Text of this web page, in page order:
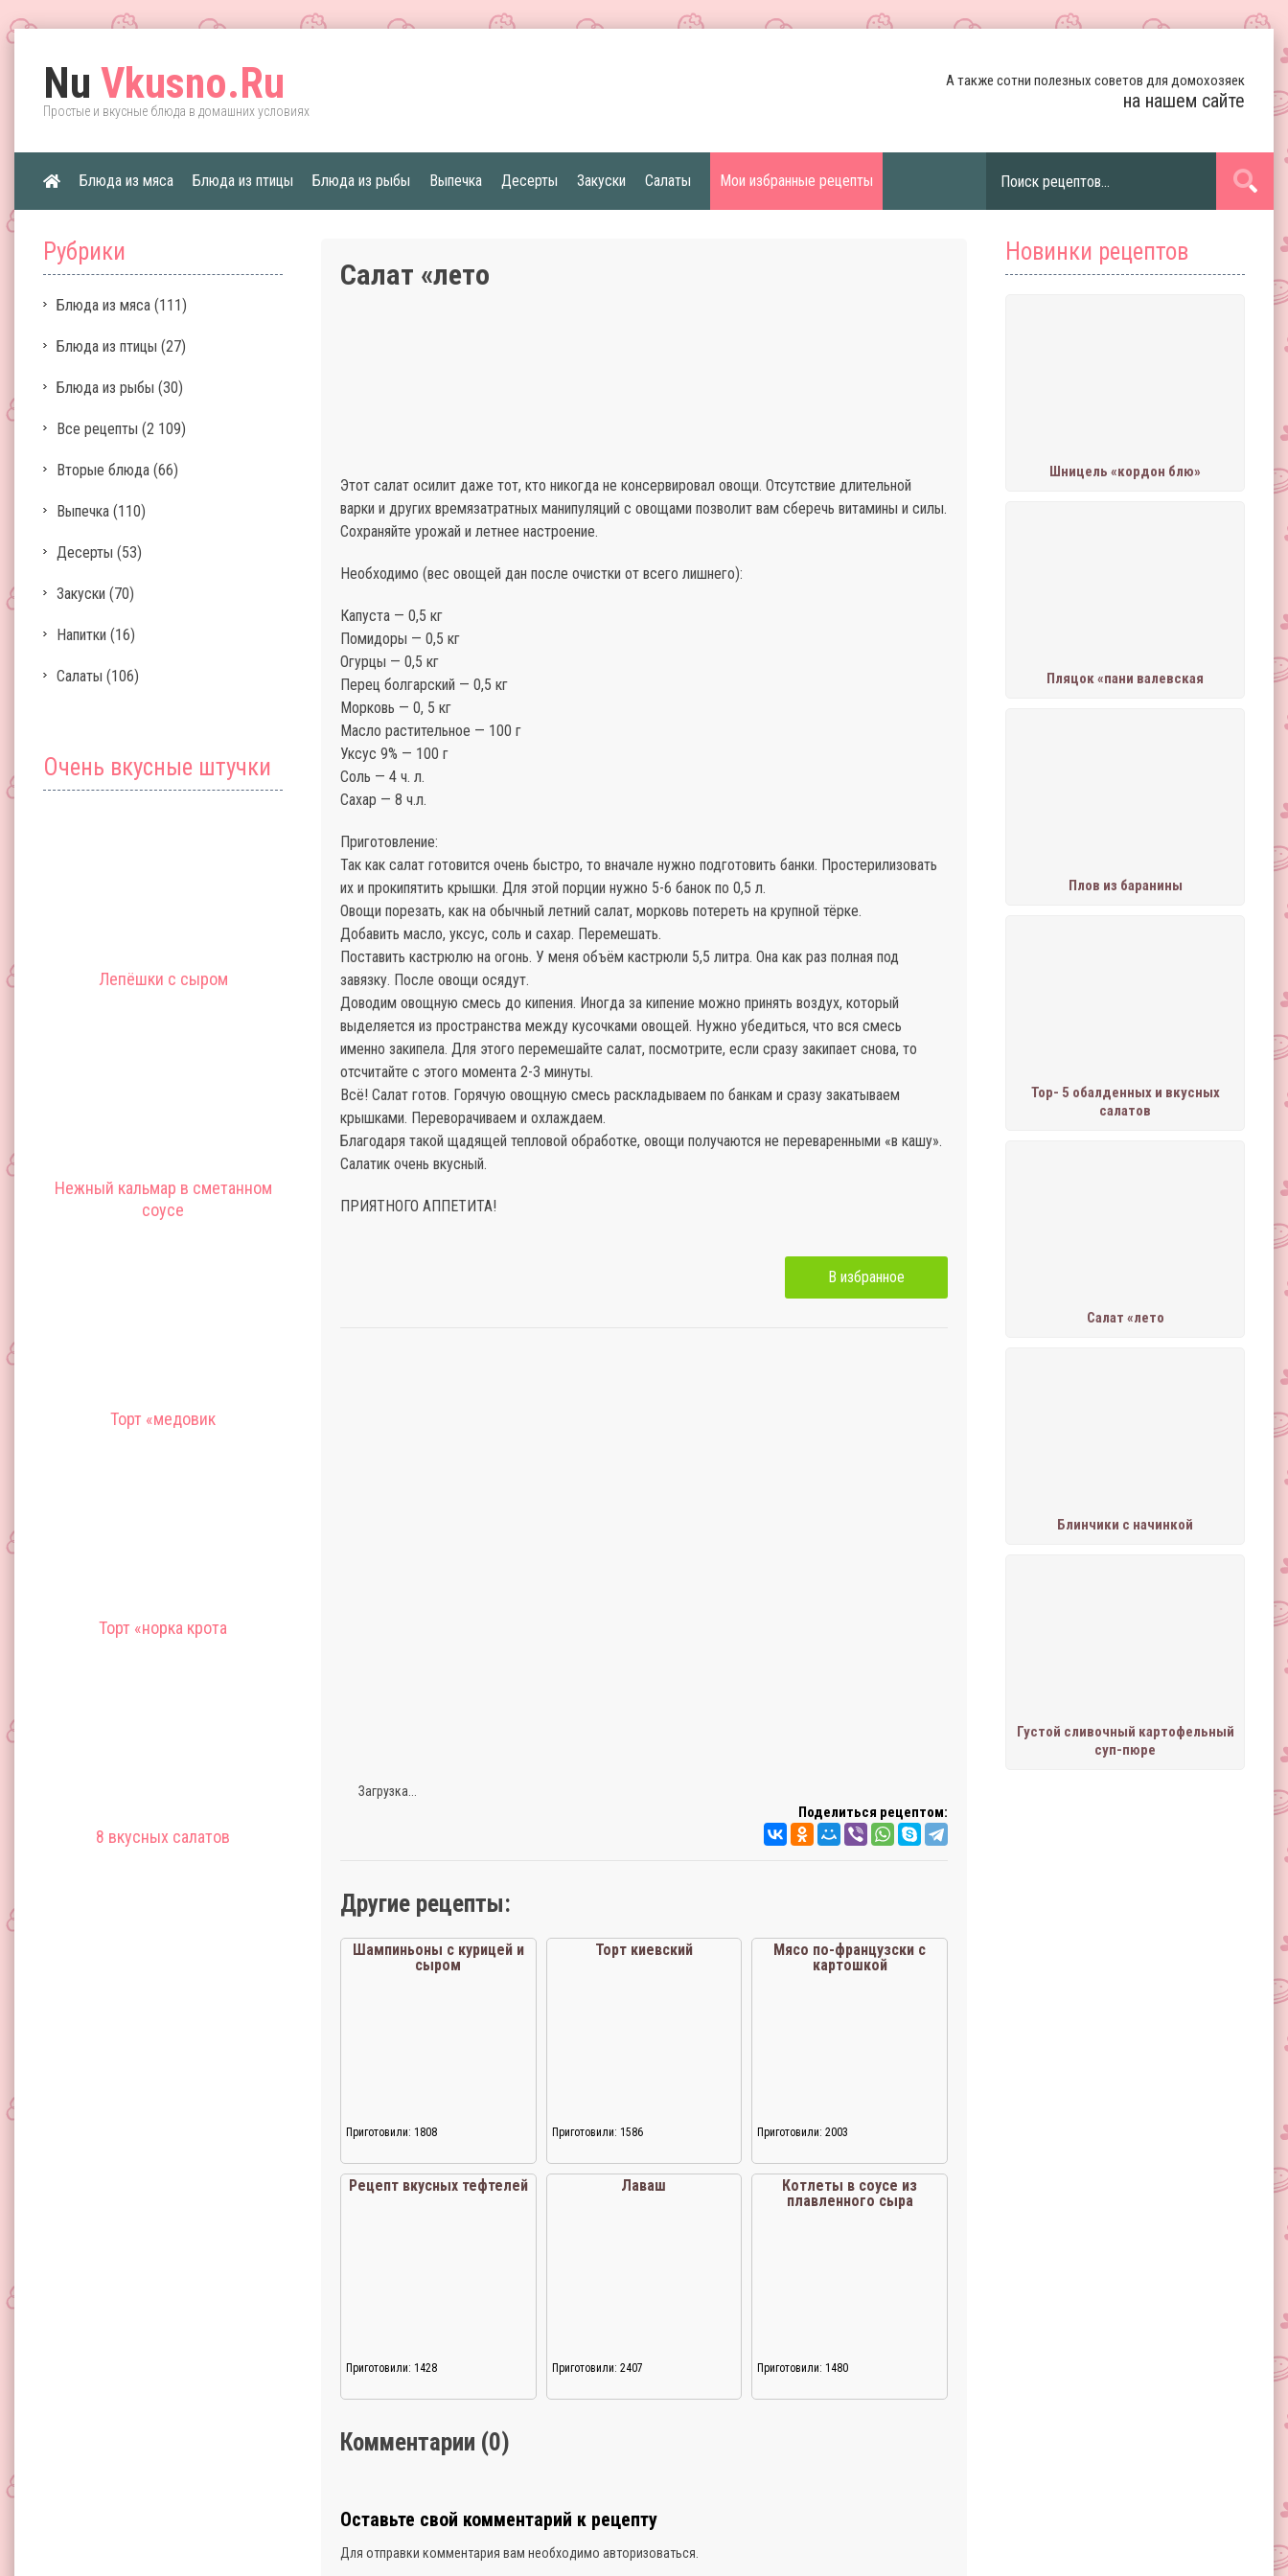
Nu Vkusno.Ru
Простые и вкусные блюда в домашних условиях
А также сотни полезных советов для домохозяек
на нашем сайте
Блюда из мяса Блюда из птицы Блюда из рыбы Выпечка Десерты Закуски Салаты Мои избранные рецепты
Рубрики
Блюда из мяса (111)
Блюда из птицы (27)
Блюда из рыбы (30)
Все рецепты (2 109)
Вторые блюда (66)
Выпечка (110)
Десерты (53)
Закуски (70)
Напитки (16)
Салаты (106)
Очень вкусные штучки
Лепёшки с сыром
Нежный кальмар в сметанном
соусе
Торт «медовик
Торт «норка крота
8 вкусных салатов
Новинки рецептов
Шницель «кордон блю»
Пляцок «пани валевская
Плов из баранины
Тор- 5 обалденных и вкусных
салатов
Салат «лето
Блинчики с начинкой
Густой сливочный картофельный
суп-пюре
Салат «лето
Этот салат осилит даже тот, кто никогда не консервировал овощи. Отсутствие длительной
варки и других времязатратных манипуляций с овощами позволит вам сберечь витамины и силы.
Сохраняйте урожай и летнее настроение.
Необходимо (вес овощей дан после очистки от всего лишнего):
Капуста — 0,5 кг
Помидоры — 0,5 кг
Огурцы — 0,5 кг
Перец болгарский — 0,5 кг
Морковь — 0, 5 кг
Масло растительное — 100 г
Уксус 9% — 100 г
Соль — 4 ч. л.
Сахар — 8 ч.л.
Приготовление:
Так как салат готовится очень быстро, то вначале нужно подготовить банки. Простерилизовать
их и прокипятить крышки. Для этой порции нужно 5-6 банок по 0,5 л.
Овощи порезать, как на обычный летний салат, морковь потереть на крупной тёрке.
Добавить масло, уксус, соль и сахар. Перемешать.
Поставить кастрюлю на огонь. У меня объём кастрюли 5,5 литра. Она как раз полная под
завязку. После овощи осядут.
Доводим овощную смесь до кипения. Иногда за кипение можно принять воздух, который
выделяется из пространства между кусочками овощей. Нужно убедиться, что вся смесь
именно закипела. Для этого перемешайте салат, посмотрите, если сразу закипает снова, то
отсчитайте с этого момента 2-3 минуты.
Всё! Салат готов. Горячую овощную смесь раскладываем по банкам и сразу закатываем
крышками. Переворачиваем и охлаждаем.
Благодаря такой щадящей тепловой обработке, овощи получаются не переваренными «в кашу».
Салатик очень вкусный.
ПРИЯТНОГО АППЕТИТА!
В избранное
Загрузка...
Поделиться рецептом:
Другие рецепты:
Шампиньоны с курицей и
сыром
Приготовили: 1808
Торт киевский
Приготовили: 1586
Мясо по-французски с
картошкой
Приготовили: 2003
Рецепт вкусных тефтелей
Приготовили: 1428
Лаваш
Приготовили: 2407
Котлеты в соусе из
плавленного сыра
Приготовили: 1480
Комментарии (0)
Оставьте свой комментарий к рецепту
Для отправки комментария вам необходимо авторизоваться